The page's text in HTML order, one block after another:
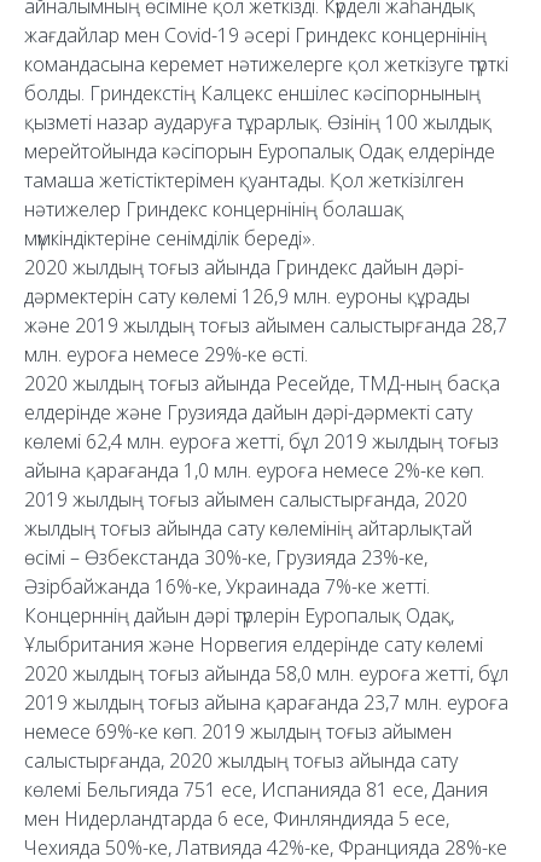
айналымның өсіміне қол жеткізді. Күрделі жаһандық
жағдайлар мен Covid-19 әсері Гриндекс концернінің
командасына керемет нәтижелерге қол жеткізуге түрткі
болды. Гриндекстің Калцекс еншілес кәсіпорнының
қызметі назар аударуға тұрарлық. Өзінің 100 жылдық
мерейтойында кәсіпорын Еуропалық Одақ елдерінде
тамаша жетістіктерімен қуантады. Қол жеткізілген
нәтижелер Гриндекс концернінің болашақ
мүмкіндіктеріне сенімділік береді».
2020 жылдың тоғыз айында Гриндекс дайын дәрі-
дәрмектерін сату көлемі 126,9 млн. еуроны құрады
және 2019 жылдың тоғыз айымен салыстырғанда 28,7
млн. еуроға немесе 29%-ке өсті.
2020 жылдың тоғыз айында Ресейде, ТМД-ның басқа
елдерінде және Грузияда дайын дәрі-дәрмекті сату
көлемі 62,4 млн. еуроға жетті, бұл 2019 жылдың тоғыз
айына қарағанда 1,0 млн. еуроға немесе 2%-ке көп.
2019 жылдың тоғыз айымен салыстырғанда, 2020
жылдың тоғыз айында сату көлемінің айтарлықтай
өсімі – Өзбекстанда 30%-ке, Грузияда 23%-ке,
Әзірбайжанда 16%-ке, Украинада 7%-ке жетті.
Концерннің дайын дәрі түрлерін Еуропалық Одақ,
Ұлыбритания және Норвегия елдерінде сату көлемі
2020 жылдың тоғыз айында 58,0 млн. еуроға жетті, бұл
2019 жылдың тоғыз айына қарағанда 23,7 млн. еуроға
немесе 69%-ке көп. 2019 жылдың тоғыз айымен
салыстырғанда, 2020 жылдың тоғыз айында сату
көлемі Бельгияда 751 есе, Испанияда 81 есе, Дания
мен Нидерландтарда 6 есе, Финляндияда 5 есе,
Чехияда 50%-ке, Латвияда 42%-ке, Францияда 28%-ке